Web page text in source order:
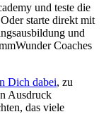
und teste die
starte direkt mit
und
Coaches
Dich dabei, zu
Ausdruck
das viele